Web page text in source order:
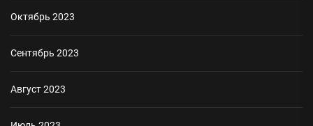
Октябрь 2023
Сентябрь 2023
Август 2023